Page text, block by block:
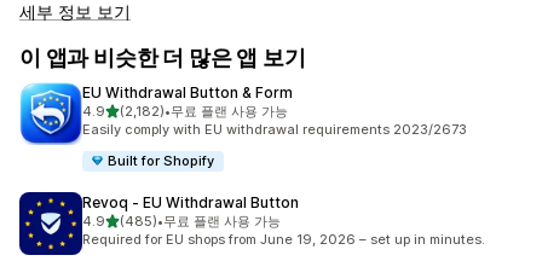
세부 정보 보기
이 앱과 비슷한 더 많은 앱 보기
EU Withdrawal Button & Form
4.9별 5개 중
(2,182)
총 리뷰 2182개
•무료 플랜 사용 가능
Easily comply with EU withdrawal requirements 2023/2673
Built for Shopify
Revoq ‑ EU Withdrawal Button
4.9별 5개 중
(485)
총 리뷰 485개
•무료 플랜 사용 가능
Required for EU shops from June 19, 2026 – set up in minutes.